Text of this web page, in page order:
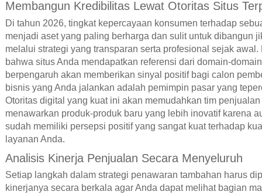
Membangun Kredibilitas Lewat Otoritas Situs
Di tahun 2026, tingkat kepercayaan konsumen terhadap
menjadi aset yang paling berharga dan sulit untuk dibangun
melalui strategi yang transparan serta profesional sejak awal.
bahwa situs Anda mendapatkan referensi dari domain-domain
berpengaruh akan memberikan sinyal positif bagi calon
bisnis yang Anda jalankan adalah pemimpin pasar yang
Otoritas digital yang kuat ini akan memudahkan tim
menawarkan produk-produk baru yang lebih inovatif karena
sudah memiliki persepsi positif yang sangat kuat terhadap
layanan Anda.
Analisis Kinerja Penjualan Secara Menyeluruh
Setiap langkah dalam strategi penawaran tambahan harus
kinerjanya secara berkala agar Anda dapat melihat bagian